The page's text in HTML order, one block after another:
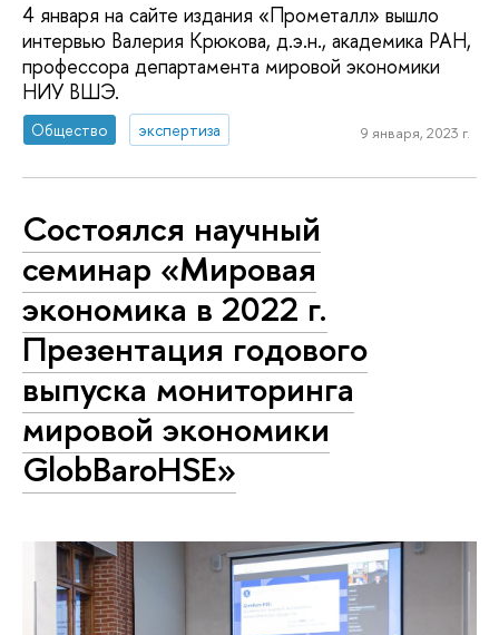
4 января на сайте издания «Прометалл» вышло
интервью Валерия Крюкова, д.э.н., академика РАН,
профессора департамента мировой экономики
НИУ ВШЭ.
Общество экспертиза 9 января, 2023 г.
Состоялся научный
семинар «Мировая
экономика в 2022 г.
Презентация годового
выпуска мониторинга
мировой экономики
GlobBaroHSE»